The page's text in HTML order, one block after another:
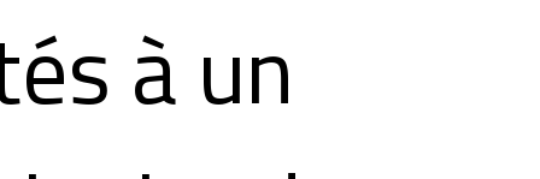
à un